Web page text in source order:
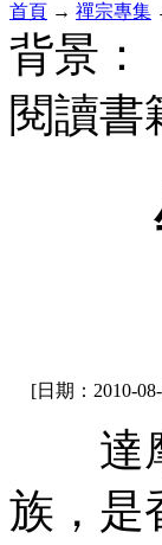
首頁 → 禪宗專集
背景：
閱讀
[日期：2010-
達摩
族，是